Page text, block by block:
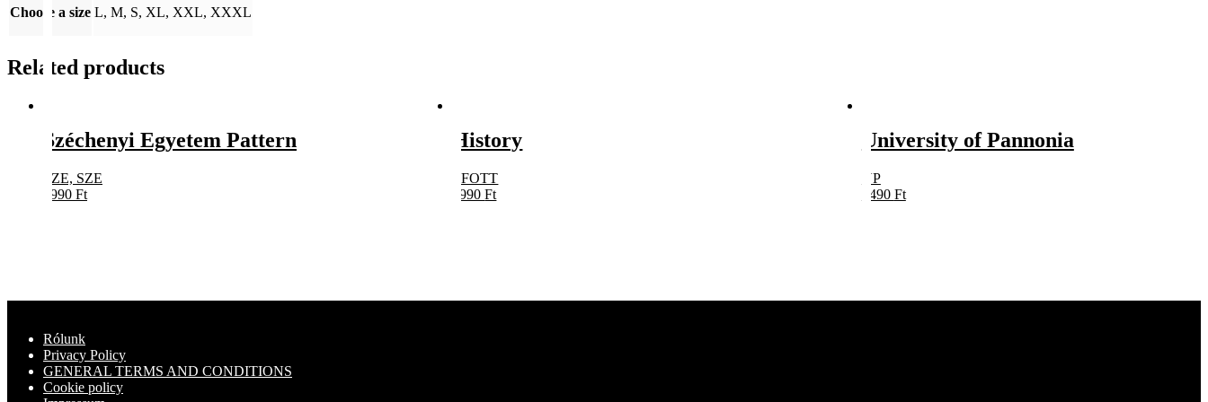
Choose a size L, M, S, XL, XXL, XXXL
Related products
Széchenyi Egyetem Pattern
SZE, SZE
5990 Ft
History
EFOTT
5990Ft
University of Pannonia
UP
5490 Ft
Rólunk
Privacy Policy
GENERAL TERMS AND CONDITIONS
Cookie policy